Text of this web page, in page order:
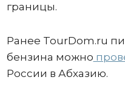
границы.
Ранее TourDom.ru
бензина можно
России в Абхазию.